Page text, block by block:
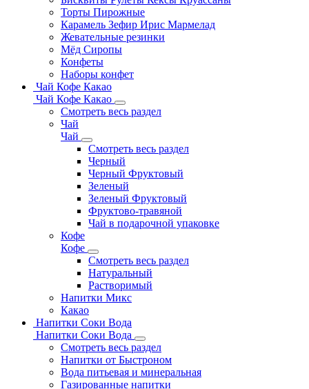
Торты Пирожные
Карамель Зефир Ирис Мармелад
Жевательные резинки
Мёд Сиропы
Конфеты
Наборы конфет
Чай Кофе Какао
Чай Кофе Какао
Смотреть весь раздел
Чай
Чай
Смотреть весь раздел
Черный
Черный Фруктовый
Зеленый
Зеленый Фруктовый
Фруктово-травяной
Чай в подарочной упаковке
Кофе
Кофе
Смотреть весь раздел
Натуральный
Растворимый
Напитки Микс
Какао
Напитки Соки Вода
Напитки Соки Вода
Смотреть весь раздел
Напитки от Быстроном
Вода питьевая и минеральная
Газированные напитки